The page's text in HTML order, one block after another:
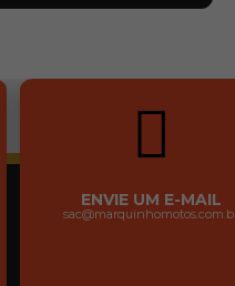
ENVIE UM E-MAIL